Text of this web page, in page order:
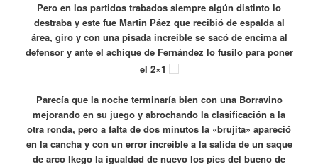
Pero en los partidos trabados siempre algún distinto lo
destraba y este fue Martin Páez que recibió de espalda al
área, giro y con una pisada increible se sacó de encima al
defensor y ante el achique de Fernández lo fusilo para poner
el 2×1
Parecía que la noche terminaría bien con una Borravino
mejorando en su juego y abrochando la clasificación a la
otra ronda, pero a falta de dos minutos la «brujita» apareció
en la cancha y con un error increíble a la salida de un saque
de arco lkego la igualdad de nuevo los pies del bueno de